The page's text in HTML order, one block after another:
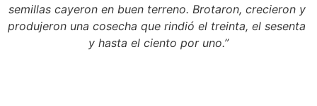
semillas cayeron en buen terreno. Brotaron, crecieron y
produjeron una cosecha que rindió el treinta, el sesenta
y hasta el ciento por uno.”